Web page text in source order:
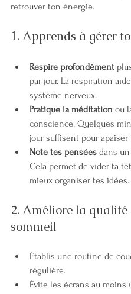
retrouver ton énergie.
1. Apprends à gérer
Respire profondément
par jour. La respiration
système nerveux.
Pratique la méditation ou
conscience. Quelques
jour suffisent pour
Note tes pensées dans
Cela permet de vider ta
mieux organiser tes idées.
2. Améliore la qualité
sommeil
Établis une routine de
régulière.
Évite les écrans au moins